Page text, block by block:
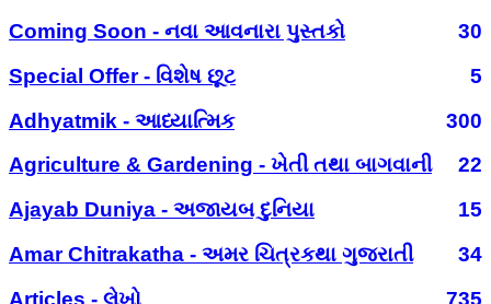
Coming Soon - નવા આવનારા પુસ્તકો
30
Special Offer - વિશેષ છૂટ
5
Adhyatmik - આધ્યાત્મિક
300
Agriculture & Gardening - ખેતી તથા બાગવાની
22
Ajayab Duniya - અજાયબ દુનિયા
15
Amar Chitrakatha - અમર ચિત્રકથા ગુજરાતી
34
Articles - લેખો
735